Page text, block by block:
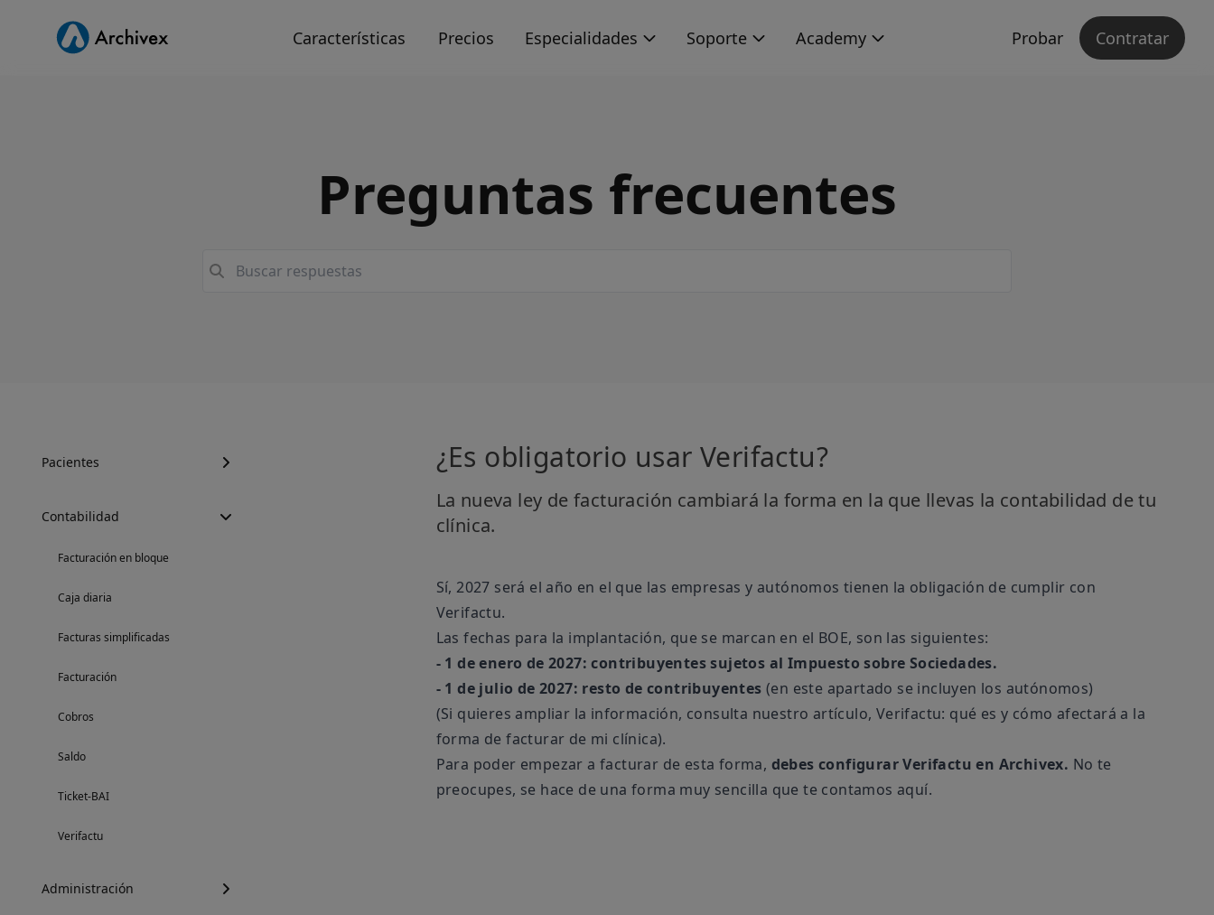
Características Precios Especialidades Soporte Academy Probar Contratar
Preguntas frecuentes
Pacientes
Contabilidad
Facturación en bloque
Caja diaria
Facturas simplificadas
Facturación
Cobros
Saldo
Ticket-BAI
Verifactu
Administración
¿Es obligatorio usar Verifactu?
La nueva ley de facturación cambiará la forma en la que llevas la contabilidad de tu
clínica.
Sí, 2027 será el año en el que las empresas y autónomos tienen la obligación de cumplir con
Verifactu.
Las fechas para la implantación, que se marcan en el BOE, son las siguientes:
- 1 de enero de 2027: contribuyentes sujetos al Impuesto sobre Sociedades.
- 1 de julio de 2027: resto de contribuyentes (en este apartado se incluyen los autónomos)
(Si quieres ampliar la información, consulta nuestro artículo, Verifactu: qué es y cómo afectará a la
forma de facturar de mi clínica).
Para poder empezar a facturar de esta forma, debes configurar Verifactu en Archivex. No te
preocupes, se hace de una forma muy sencilla que te contamos aquí.